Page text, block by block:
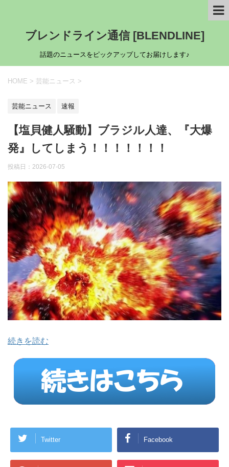
ブレンドライン通信 [BLENDLINE]
話題のニュースをピックアップしてお届けします♪
HOME > 芸能ニュース >
芸能ニュース 速報
【塩貝健人騒動】ブラジル人達、『大爆
発』してしまう！！！！！！！
投稿日： 2026-07-05
続きを読む
Twitter Facebook